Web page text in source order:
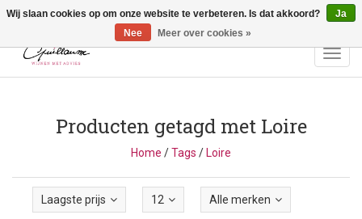
Vragen? Bel ons: +32 (0)13 - 77 11 21 - Winkel: Lochtstraat 2,
3272 Testelt -
info@guillaumewijnen.be
Producten getagd met Loire
Home /Tags /Loire
Laagste prijs 12 Alle merken
Wij slaan cookies op om onze website te verbeteren. Is dat akkoord?
Ja
Nee
Meer over cookies »